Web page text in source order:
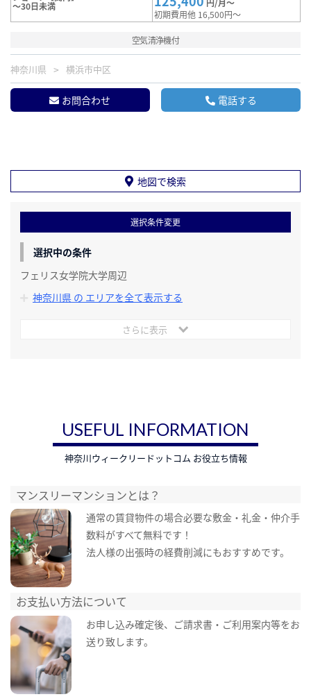
～30日未満
円/月～
初期費用他 16,500円～
空気清浄機付
神奈川県 横浜市中区
お問合わせ 電話する
地図で検索
選択条件変更
選択中の条件
フェリス女学院大学周辺
神奈川県 の エリアを全て表示する
さらに表示
USEFUL INFORMATION
神奈川ウィークリードットコム お役立ち情報
マンスリーマンションとは？
通常の賃貸物件の場合必要な敷金・礼金・仲介手
数料がすべて無料です！
法人様の出張時の経費削減にもおすすめです。
お支払い方法について
お申し込み確定後、ご請求書・ご利用案内等をお
送り致します。